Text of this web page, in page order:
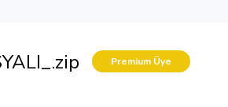
Premium Üye